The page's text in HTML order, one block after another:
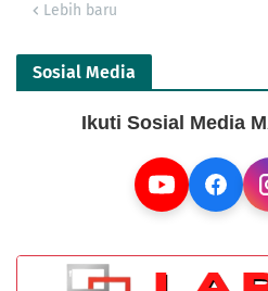
Lebih baru
Sosial Media
Ikuti Sosial Media